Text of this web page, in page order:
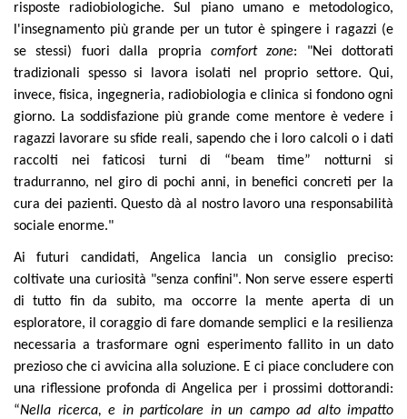
risposte radiobiologiche. Sul piano umano e metodologico,
l'insegnamento più grande per un tutor è spingere i ragazzi (e
se stessi) fuori dalla propria comfort zone: "Nei dottorati
tradizionali spesso si lavora isolati nel proprio settore. Qui,
invece, fisica, ingegneria, radiobiologia e clinica si fondono ogni
giorno. La soddisfazione più grande come mentore è vedere i
ragazzi lavorare su sfide reali, sapendo che i loro calcoli o i dati
raccolti nei faticosi turni di “beam time” notturni si
tradurranno, nel giro di pochi anni, in benefici concreti per la
cura dei pazienti. Questo dà al nostro lavoro una responsabilità
sociale enorme."
Ai futuri candidati, Angelica lancia un consiglio preciso:
coltivate una curiosità "senza confini". Non serve essere esperti
di tutto fin da subito, ma occorre la mente aperta di un
esploratore, il coraggio di fare domande semplici e la resilienza
necessaria a trasformare ogni esperimento fallito in un dato
prezioso che ci avvicina alla soluzione. E ci piace concludere con
una riflessione profonda di Angelica per i prossimi dottorandi:
“Nella ricerca, e in particolare in un campo ad alto impatto